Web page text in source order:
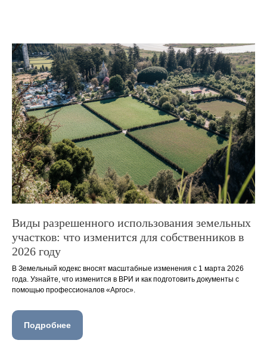
Виды разрешенного использования земельных
участков: что изменится для собственников в
2026 году
В Земельный кодекс вносят масштабные изменения с 1 марта 2026
года. Узнайте, что изменится в ВРИ и как подготовить документы с
помощью профессионалов «Аргос».
Подробнее